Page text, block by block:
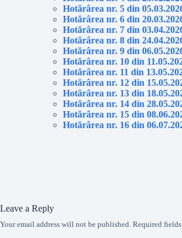
Hotărârea nr. 5 din
Hotărârea nr. 6 din
Hotărârea nr. 7 din
Hotărârea nr. 8 din
Hotărârea nr. 9 din
Hotărârea nr. 10 din
Hotărârea nr. 11 din
Hotărârea nr. 12 din
Hotărârea nr. 13 din
Hotărârea nr. 14 din
Hotărârea nr. 15 din
Hotărârea nr. 16 din
Leave a Reply
Your email address will not be published. Required